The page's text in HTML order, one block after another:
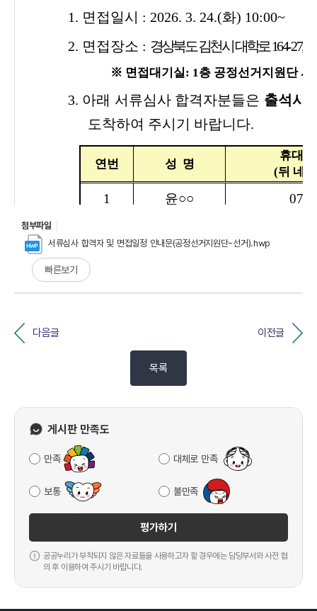
첨부파일
서류심사 합격자 및 면접일정 안내문(공정선거지원단-선거).hwp
빠른보기
다음글 이전글
목록
게시판 만족도
만족 대체로 만족
보통 불만족
평가하기
공공누리가 부착되지 않은 자료들을 사용하고자 할 경우에는 담당부서와 사전 협
의 후 이용하여 주시기 바랍니다.